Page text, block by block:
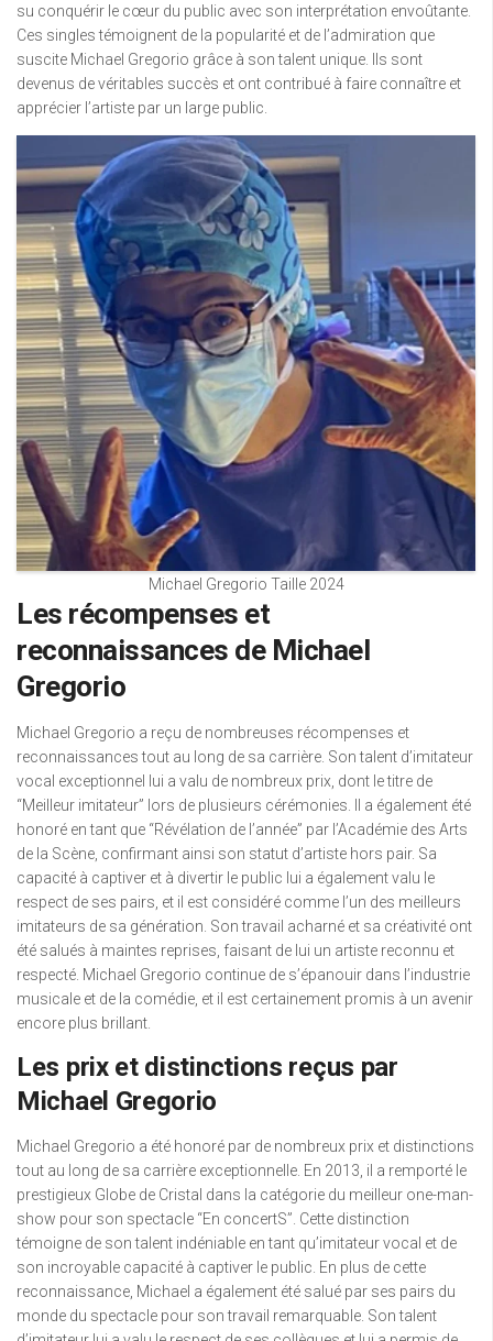
su conquérir le cœur du public avec son interprétation envoûtante.
Ces singles témoignent de la popularité et de l’admiration que
suscite Michael Gregorio grâce à son talent unique. Ils sont
devenus de véritables succès et ont contribué à faire connaître et
apprécier l’artiste par un large public.
Michael Gregorio Taille 2024
Les récompenses et
reconnaissances de Michael
Gregorio
Michael Gregorio a reçu de nombreuses récompenses et
reconnaissances tout au long de sa carrière. Son talent d’imitateur
vocal exceptionnel lui a valu de nombreux prix, dont le titre de
“Meilleur imitateur” lors de plusieurs cérémonies. Il a également été
honoré en tant que “Révélation de l’année” par l’Académie des Arts
de la Scène, confirmant ainsi son statut d’artiste hors pair. Sa
capacité à captiver et à divertir le public lui a également valu le
respect de ses pairs, et il est considéré comme l’un des meilleurs
imitateurs de sa génération. Son travail acharné et sa créativité ont
été salués à maintes reprises, faisant de lui un artiste reconnu et
respecté. Michael Gregorio continue de s’épanouir dans l’industrie
musicale et de la comédie, et il est certainement promis à un avenir
encore plus brillant.
Les prix et distinctions reçus par
Michael Gregorio
Michael Gregorio a été honoré par de nombreux prix et distinctions
tout au long de sa carrière exceptionnelle. En 2013, il a remporté le
prestigieux Globe de Cristal dans la catégorie du meilleur one-man-
show pour son spectacle “En concertS”. Cette distinction
témoigne de son talent indéniable en tant qu’imitateur vocal et de
son incroyable capacité à captiver le public. En plus de cette
reconnaissance, Michael a également été salué par ses pairs du
monde du spectacle pour son travail remarquable. Son talent